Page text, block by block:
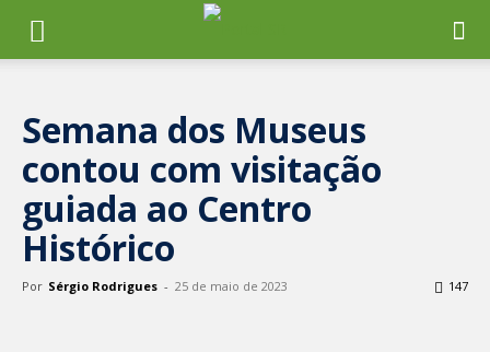
Semana dos Museus
contou com visitação
guiada ao Centro
Histórico
Por Sérgio Rodrigues - 25 de maio de 2023 147